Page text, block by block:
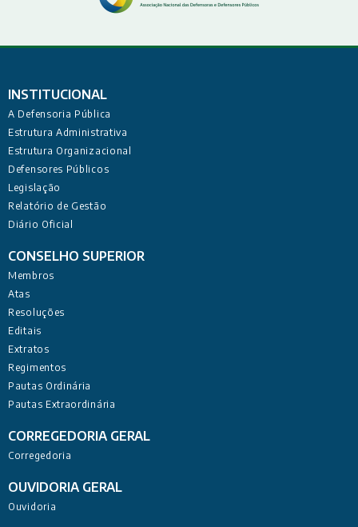
INSTITUCIONAL
A Defensoria Pública
Estrutura Administrativa
Estrutura Organizacional
Defensores Públicos
Legislação
Relatório de Gestão
Diário Oficial
CONSELHO SUPERIOR
Membros
Atas
Resoluções
Editais
Extratos
Regimentos
Pautas Ordinária
Pautas Extraordinária
CORREGEDORIA GERAL
Corregedoria
OUVIDORIA GERAL
Ouvidoria